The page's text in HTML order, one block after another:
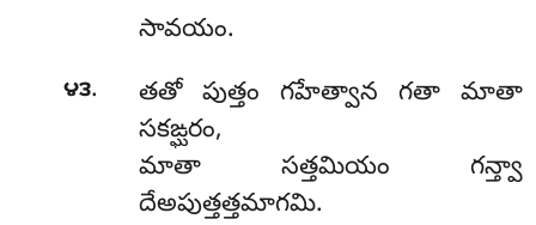
సావయం.
౪౩.
తతో పుత్తం గహేత్వాన గతా మాతా
సకఙ్ఘరం,
మాతా సత్తమియం గన్త్వా
దేఅపుత్తత్తమాగమి.